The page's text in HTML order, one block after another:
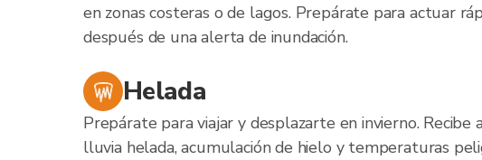
en zonas costeras o de lagos. Prepárate para actuar
después de una alerta de inundación.
Helada
Prepárate para viajar y desplazarte en invierno. Recibe
lluvia helada, acumulación de hielo y temperaturas